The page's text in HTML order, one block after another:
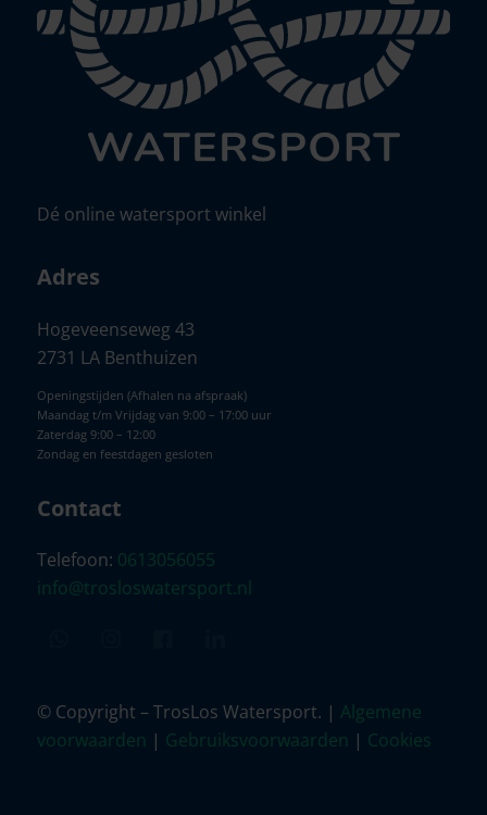
Dé online watersport winkel
Adres
Hogeveenseweg 43
2731 LA Benthuizen
Openingstijden (Afhalen na afspraak)
Maandag t/m Vrijdag van 9:00 – 17:00 uur
Zaterdag 9:00 – 12:00
Zondag en feestdagen gesloten
Contact
Telefoon: 0613056055
info@trosloswatersport.nl
© Copyright – TrosLos Watersport. | Algemene
voorwaarden | Gebruiksvoorwaarden | Cookies